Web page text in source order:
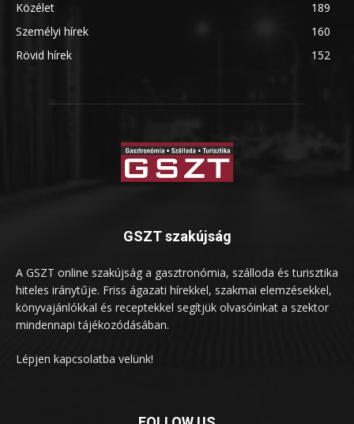
Közélet
189
Személyi hírek
160
Rövid hírek
152
GSZT szakújság
A GSZT online szakújság a gasztronómia, szálloda és turisztika
hiteles iránytűje. Friss ágazati hírekkel, szakmai elemzésekkel,
könyvajánlókkal és receptekkel segítjük olvasóinkat a szektor
mindennapi tájékozódásában.
Lépjen kapcsolatba velünk!